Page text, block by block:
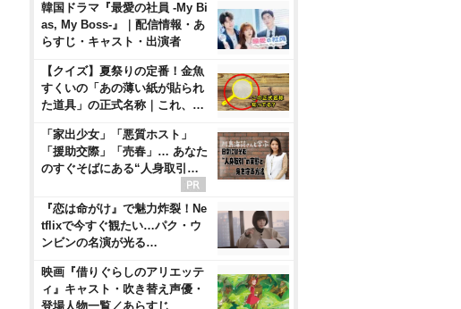
韓国ドラマ『最愛の社員 -My Bi
as, My Boss-』｜配信情報・あ
らすじ・キャスト・出演者
【クイズ】夏祭りの定番！金魚
すくいの「あの薄い紙が貼られ
た道具」の正式名称｜これ、…
「家出少女」「悪質ホスト」
「援助交際」「売春」… あなた
のすぐそばにある“人身取引…
『恋は命がけ』で魅力炸裂！Ne
tflixで今すぐ観たい…パク・ウ
ンビンの名演が光る…
映画『借りぐらしのアリエッテ
ィ』キャスト・吹き替え声優・
登場人物一覧／あらすじ